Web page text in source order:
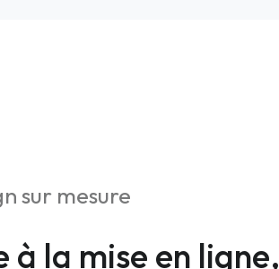
sur mesure
à la mise en ligne,